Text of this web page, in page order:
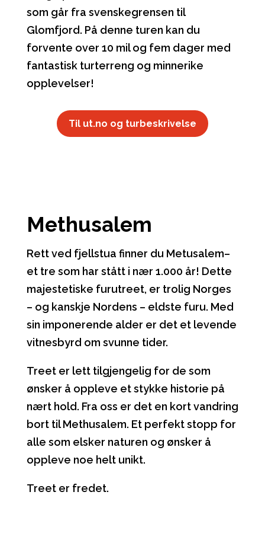
som går fra svenskegrensen til
Glomfjord. På denne turen kan du
forvente over 10 mil og fem dager med
fantastisk turterreng og minnerike
opplevelser!
Til ut.no og turbeskrivelse
Methusalem
Rett ved fjellstua finner du Metusalem–
et tre som har stått i nær 1.000 år! Dette
majestetiske furutreet, er trolig Norges
– og kanskje Nordens – eldste furu. Med
sin imponerende alder er det et levende
vitnesbyrd om svunne tider.
Treet er lett tilgjengelig for de som
ønsker å oppleve et stykke historie på
nært hold. Fra oss er det en kort vandring
bort til Methusalem. Et perfekt stopp for
alle som elsker naturen og ønsker å
oppleve noe helt unikt.
Treet er fredet.